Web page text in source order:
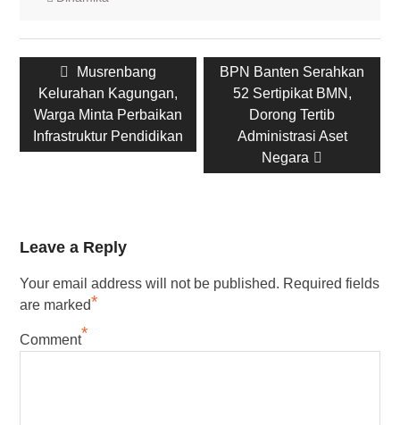
navigationPrevious
post:
Musrenbang
Kelurahan Kagungan,
Warga Minta Perbaikan
Infrastruktur Pendidikan
Next
post:
BPN Banten Serahkan
52 Sertipikat BMN,
Dorong Tertib
Administrasi Aset
Negara
Leave a Reply
Your email address will not be published. Required fields
are marked*
Comment*